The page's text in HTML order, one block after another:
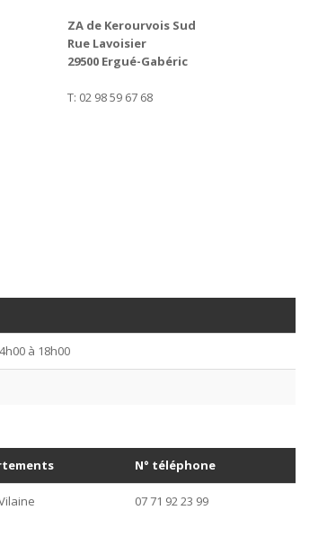
ZA de Kerourvois Sud
Rue Lavoisier
29500 Ergué-Gabéric
T: 02 98 59 67 68
à 18h00
N° téléphone
07 71 92 23 99